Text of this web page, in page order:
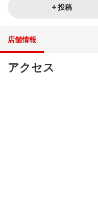
投稿
店舗情報
アクセス